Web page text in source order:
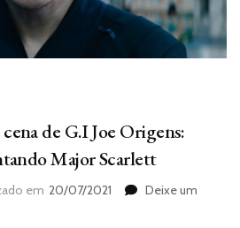
de G.I Joe Origens:
Major Scarlett
em 20/07/2021
Deixe um